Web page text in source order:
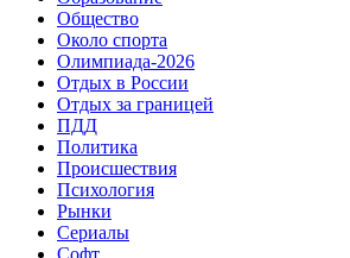
Общество
Около спорта
Олимпиада-2026
Отдых в России
Отдых за границей
ПДД
Политика
Происшествия
Психология
Рынки
Сериалы
Софт